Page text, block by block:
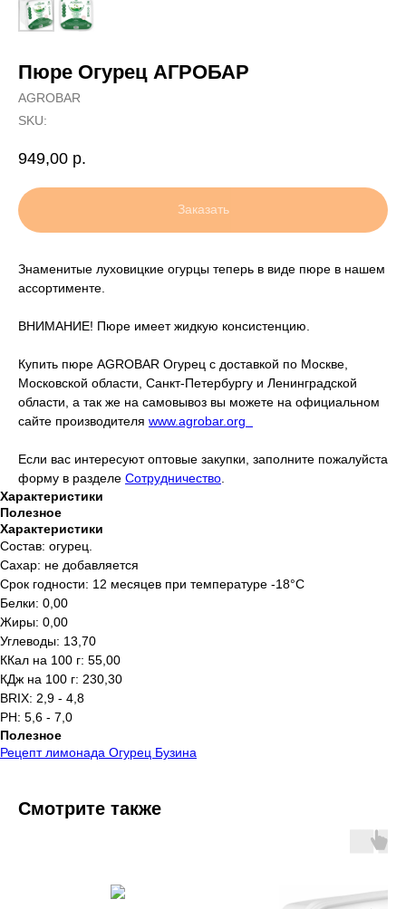
Пюре Огурец АГРОБАР
AGROBAR
SKU:
949,00 р.
Заказать
Знаменитые луховицкие огурцы теперь в виде пюре в нашем
ассортименте.
ВНИМАНИЕ! Пюре имеет жидкую консистенцию.
Купить пюре AGROBAR Огурец с доставкой по Москве,
Московской области, Санкт-Петербургу и Ленинградской
области, а так же на самовывоз вы можете на официальном
сайте производителя www.agrobar.org
Если вас интересуют оптовые закупки, заполните пожалуйста
форму в разделе Сотрудничество
Характеристики
Полезное
Характеристики
Состав: огурец.
Сахар: не добавляется
Срок годности: 12 месяцев при температуре -18°C
Белки: 0,00
Жиры: 0,00
Углеводы: 13,70
ККал на 100 г: 55,00
КДж на 100 г: 230,30
BRIX: 2,9 - 4,8
PH: 5,6 - 7,0
Полезное
Рецепт лимонада Огурец Бузина
Смотрите также